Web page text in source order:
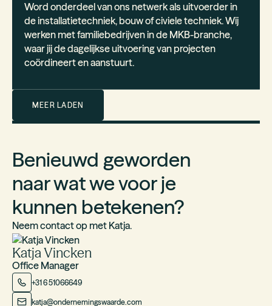
Word onderdeel van ons netwerk als uitvoerder in
de installatietechniek, bouw of civiele techniek. Wij
werken met familiebedrijven in de MKB-branche,
waar jij de dagelijkse uitvoering van projecten
coördineert en aanstuurt.
MEER LADEN
Benieuwd geworden
naar wat we voor je
kunnen betekenen?
Neem contact op met Katja.
Katja Vincken
Office Manager
+31 6 51066649
katja@ondernemingswaarde.com